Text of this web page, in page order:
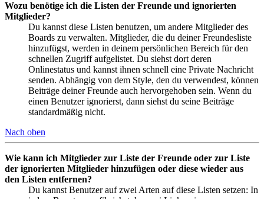
Wozu benötige ich die Listen der Freunde und ignorierten
Mitglieder?
Du kannst diese Listen benutzen, um andere Mitglieder des
Boards zu verwalten. Mitglieder, die du deiner Freundesliste
hinzufügst, werden in deinem persönlichen Bereich für den
schnellen Zugriff aufgelistet. Du siehst dort deren
Onlinestatus und kannst ihnen schnell eine Private Nachricht
senden. Abhängig von dem Style, den du verwendest, können
Beiträge deiner Freunde auch hervorgehoben sein. Wenn du
einen Benutzer ignorierst, dann siehst du seine Beiträge
standardmäßig nicht.
Nach oben
Wie kann ich Mitglieder zur Liste der Freunde oder zur Liste
der ignorierten Mitglieder hinzufügen oder diese wieder aus
den Listen entfernen?
Du kannst Benutzer auf zwei Arten auf diese Listen setzen: In